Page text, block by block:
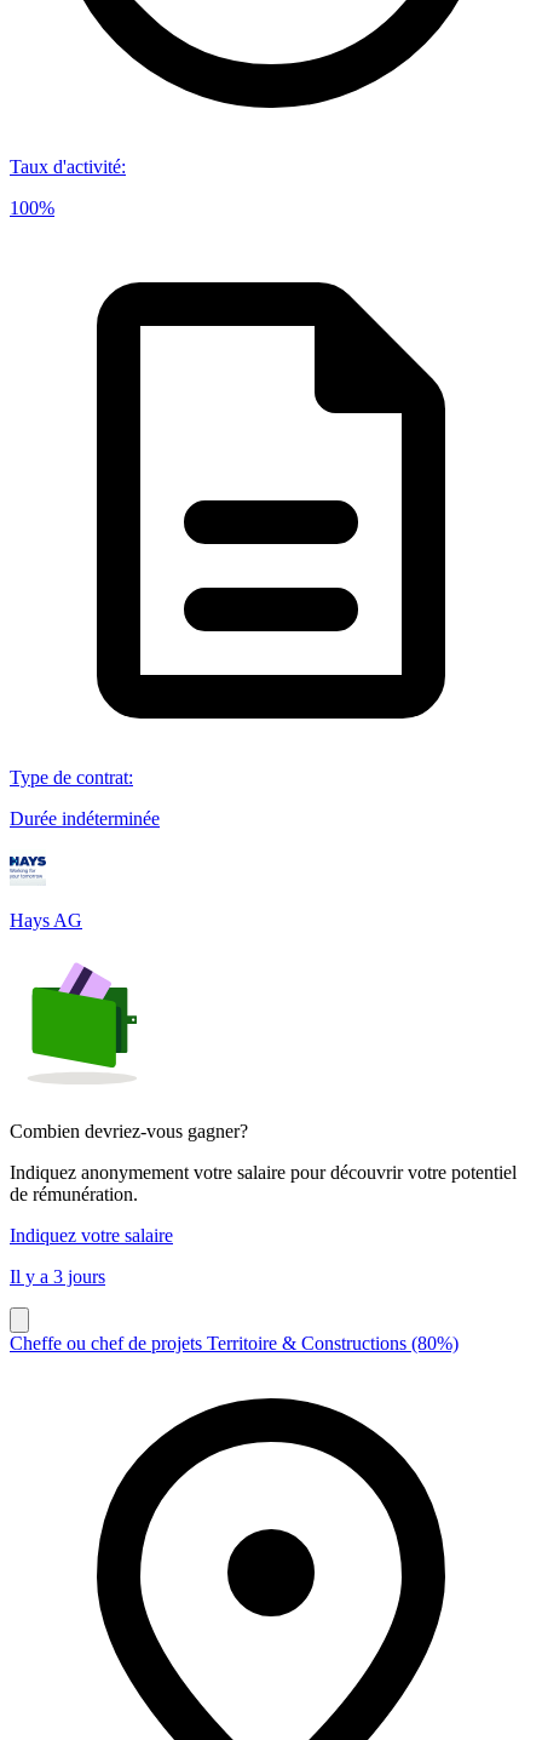
Taux d'activité:
100%
Type de contrat:
Durée indéterminée
Hays AG
Combien devriez-vous gagner?
Indiquez anonymement votre salaire pour découvrir votre potentiel
de rémunération.
Indiquez votre salaire
Il y a 3 jours
Cheffe ou chef de projets Territoire & Constructions (80%)